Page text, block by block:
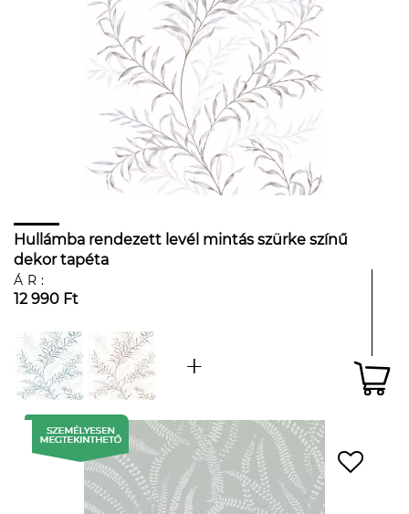
Hullámba rendezett levél mintás szürke színű
dekor tapéta
ÁR:
12 990 Ft